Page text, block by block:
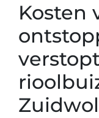
Kosten